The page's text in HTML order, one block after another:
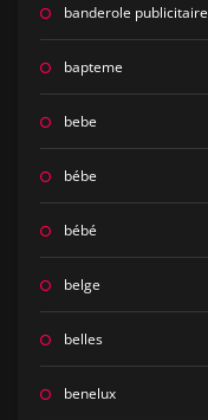
banderole publicitaire
bapteme
bebe
bébe
bébé
belge
belles
benelux